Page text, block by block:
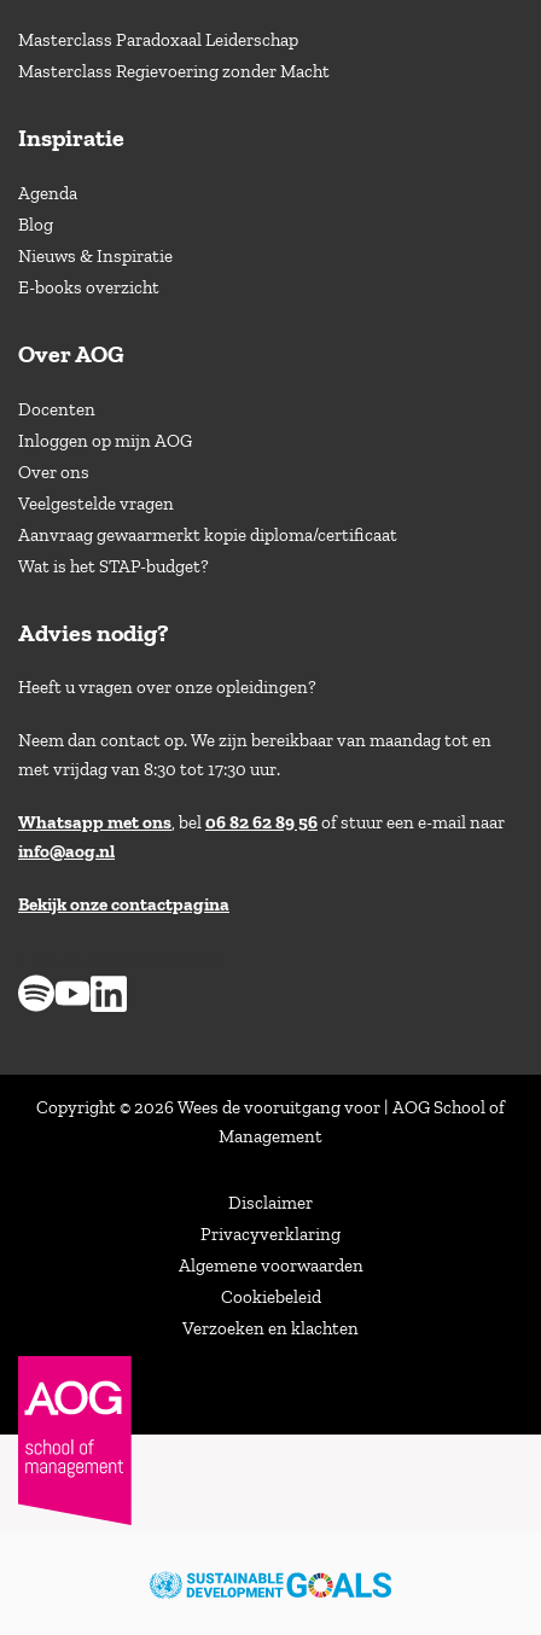
Masterclass Paradoxaal Leiderschap
Masterclass Regievoering zonder Macht
Inspiratie
Agenda
Blog
Nieuws & Inspiratie
E-books overzicht
Over AOG
Docenten
Inloggen op mijn AOG
Over ons
Veelgestelde vragen
Aanvraag gewaarmerkt kopie diploma/certificaat
Wat is het STAP-budget?
Advies nodig?
Heeft u vragen over onze opleidingen?
Neem dan contact op. We zijn bereikbaar van maandag tot en
met vrijdag van 8:30 tot 17:30 uur.
Whatsapp met ons, bel06 82 62 89 56of stuur een e-mail naar
info@aog.nl
Bekijk onze contactpagina
Copyright © 2026 Wees de vooruitgang voor | AOG School of
Management
Disclaimer
Privacyverklaring
Algemene voorwaarden
Cookiebeleid
Verzoeken en klachten